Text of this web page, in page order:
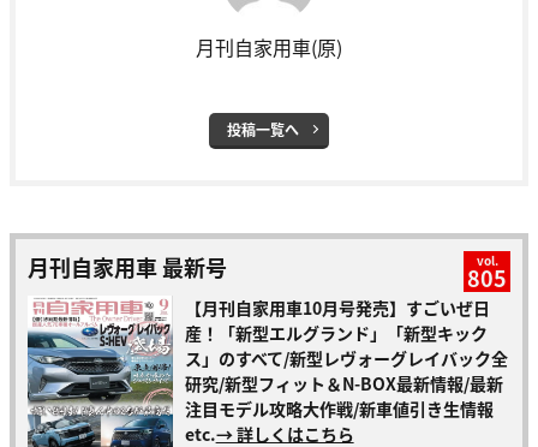
月刊自家用車(原)
投稿一覧へ
月刊自家用車 最新号 vol.
805
【月刊自家用車10月号発売】すごいぜ日
産！「新型エルグランド」「新型キック
ス」のすべて/新型レヴォーグレイバック全
研究/新型フィット＆N-BOX最新情報/最新
注目モデル攻略大作戦/新車値引き生情報
etc.→ 詳しくはこちら